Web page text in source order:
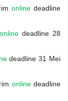
online deadline
online deadline 28
deadline 31 Mei
onlinedeadline